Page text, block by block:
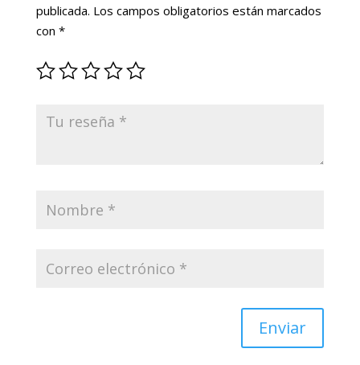
publicada. Los campos obligatorios están marcados
con *
Enviar